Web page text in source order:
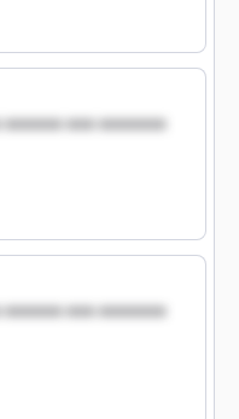
xxx xxxxxxx
xxx xxxxxxx